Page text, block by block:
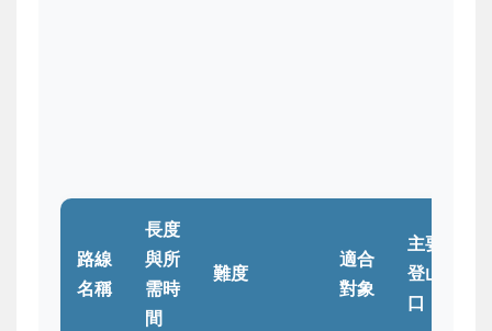
路線
名稱
長度
與所
需時
間
難度
適合
對象
主要
登山
口